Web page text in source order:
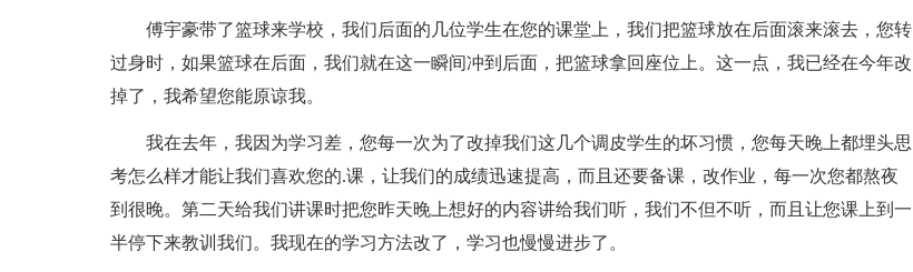
傅宇豪带了篮球来学校，我们后面的几位学生在您的课堂上，我们把篮球放在后面滚来滚去，您转
过身时，如果篮球在后面，我们就在这一瞬间冲到后面，把篮球拿回座位上。这一点，我已经在今年改
掉了，我希望您能原谅我。
我在去年，我因为学习差，您每一次为了改掉我们这几个调皮学生的坏习惯，您每天晚上都埋头思
考怎么样才能让我们喜欢您的.课，让我们的成绩迅速提高，而且还要备课，改作业，每一次您都熬夜
到很晚。第二天给我们讲课时把您昨天晚上想好的内容讲给我们听，我们不但不听，而且让您课上到一
半停下来教训我们。我现在的学习方法改了，学习也慢慢进步了。